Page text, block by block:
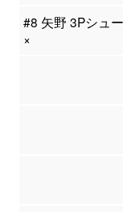
#8 矢野 3Pシュ
×